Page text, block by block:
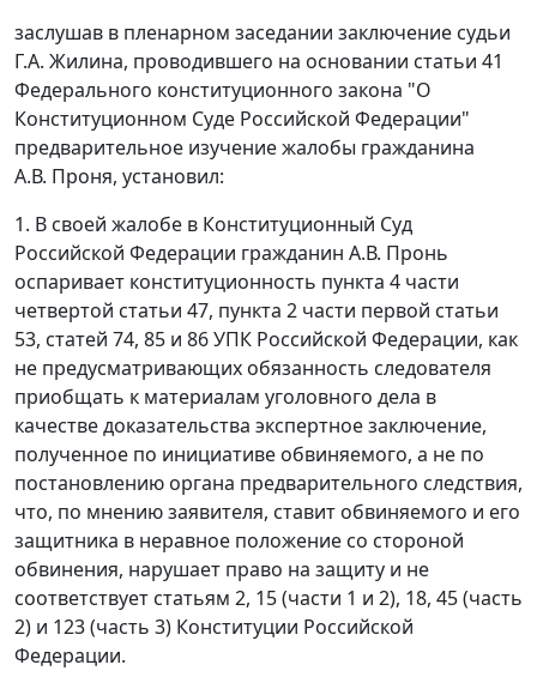
заслушав в пленарном заседании заключение судьи
Г.А. Жилина, проводившего на основании статьи 41
Федерального конституционного закона "О
Конституционном Суде Российской Федерации"
предварительное изучение жалобы гражданина
А.В. Проня, установил:
1. В своей жалобе в Конституционный Суд
Российской Федерации гражданин А.В. Пронь
оспаривает конституционность пункта 4 части
четвертой статьи 47, пункта 2 части первой статьи
53, статей 74, 85 и 86УПК Российской Федерации, как
не предусматривающих обязанность следователя
приобщать к материалам уголовного дела в
качестве доказательства экспертное заключение,
полученное по инициативе обвиняемого, а не по
постановлению органа предварительного следствия,
что, по мнению заявителя, ставит обвиняемого и его
защитника в неравное положение со стороной
обвинения, нарушает право на защиту и не
соответствует статьям 2, 15 (части 1 и 2), 18, 45 (часть
2) и 123 (часть 3) Конституции Российской
Федерации.